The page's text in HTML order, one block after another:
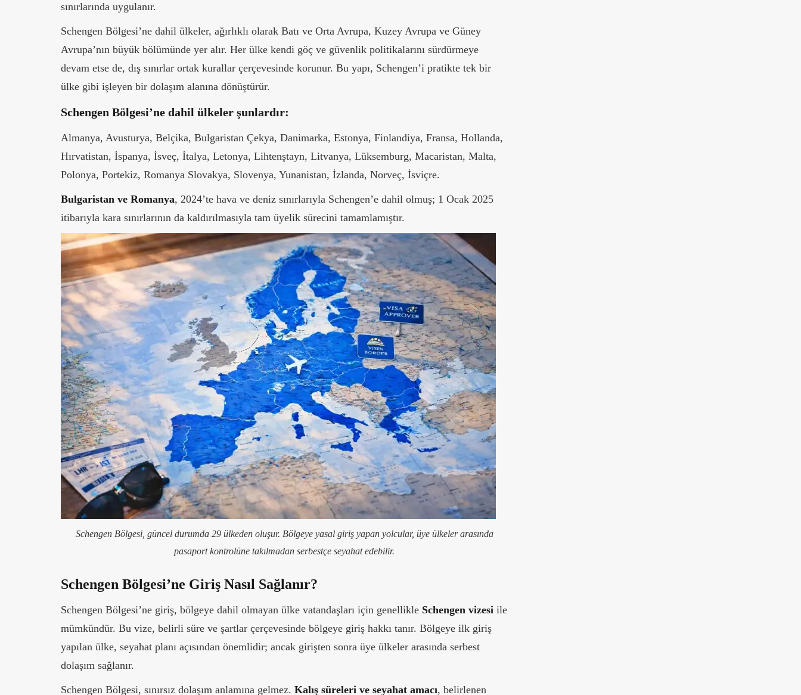
sınırlarında uygulanır.
Schengen Bölgesi’ne dahil ülkeler, ağırlıklı olarak Batı ve Orta Avrupa, Kuzey Avrupa ve Güney
Avrupa’nın büyük bölümünde yer alır. Her ülke kendi göç ve güvenlik politikalarını sürdürmeye
devam etse de, dış sınırlar ortak kurallar çerçevesinde korunur. Bu yapı, Schengen’i pratikte tek bir
ülke gibi işleyen bir dolaşım alanına dönüştürür.
Schengen Bölgesi’ne dahil ülkeler şunlardır:
Almanya, Avusturya, Belçika, Bulgaristan Çekya, Danimarka, Estonya, Finlandiya, Fransa, Hollanda,
Hırvatistan, İspanya, İsveç, İtalya, Letonya, Lihtenştayn, Litvanya, Lüksemburg, Macaristan, Malta,
Polonya, Portekiz, Romanya Slovakya, Slovenya, Yunanistan, İzlanda, Norveç, İsviçre.
Bulgaristan ve Romanya, 2024’te hava ve deniz sınırlarıyla Schengen’e dahil olmuş; 1 Ocak 2025
itibarıyla kara sınırlarının da kaldırılmasıyla tam üyelik sürecini tamamlamıştır.
Schengen Bölgesi, güncel durumda 29 ülkeden oluşur. Bölgeye yasal giriş yapan yolcular, üye ülkeler arasında
pasaport kontrolüne takılmadan serbestçe seyahat edebilir.
Schengen Bölgesi’ne Giriş Nasıl Sağlanır?
Schengen Bölgesi’ne giriş, bölgeye dahil olmayan ülke vatandaşları için genellikle Schengen vizesi ile
mümkündür. Bu vize, belirli süre ve şartlar çerçevesinde bölgeye giriş hakkı tanır. Bölgeye ilk giriş
yapılan ülke, seyahat planı açısından önemlidir; ancak girişten sonra üye ülkeler arasında serbest
dolaşım sağlanır.
Schengen Bölgesi, sınırsız dolaşım anlamına gelmez. Kalış süreleri ve seyahat amacı, belirlenen